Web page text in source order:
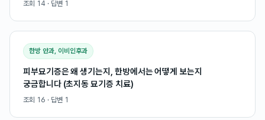
조회 14 · 답변 1
한방 안과, 이비인후과
피부묘기증은 왜 생기는지, 한방에서는 어떻게 보는지
궁금합니다 (초지동 묘기증 치료)
조회 16 · 답변 1